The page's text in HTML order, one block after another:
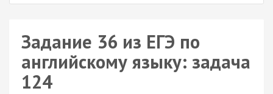
Задание 36 из ЕГЭ по
английскому языку: задача
124